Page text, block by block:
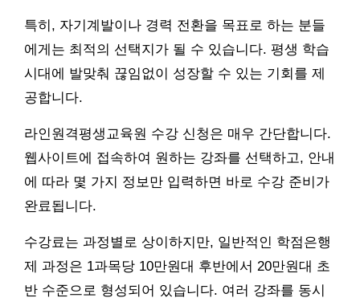
특히, 자기계발이나 경력 전환을 목표로 하는 분들
에게는 최적의 선택지가 될 수 있습니다. 평생 학습
시대에 발맞춰 끊임없이 성장할 수 있는 기회를 제
공합니다.
라인원격평생교육원 수강 신청은 매우 간단합니다.
웹사이트에 접속하여 원하는 강좌를 선택하고, 안내
에 따라 몇 가지 정보만 입력하면 바로 수강 준비가
완료됩니다.
수강료는 과정별로 상이하지만, 일반적인 학점은행
제 과정은 1과목당 10만원대 후반에서 20만원대 초
반 수준으로 형성되어 있습니다. 여러 강좌를 동시